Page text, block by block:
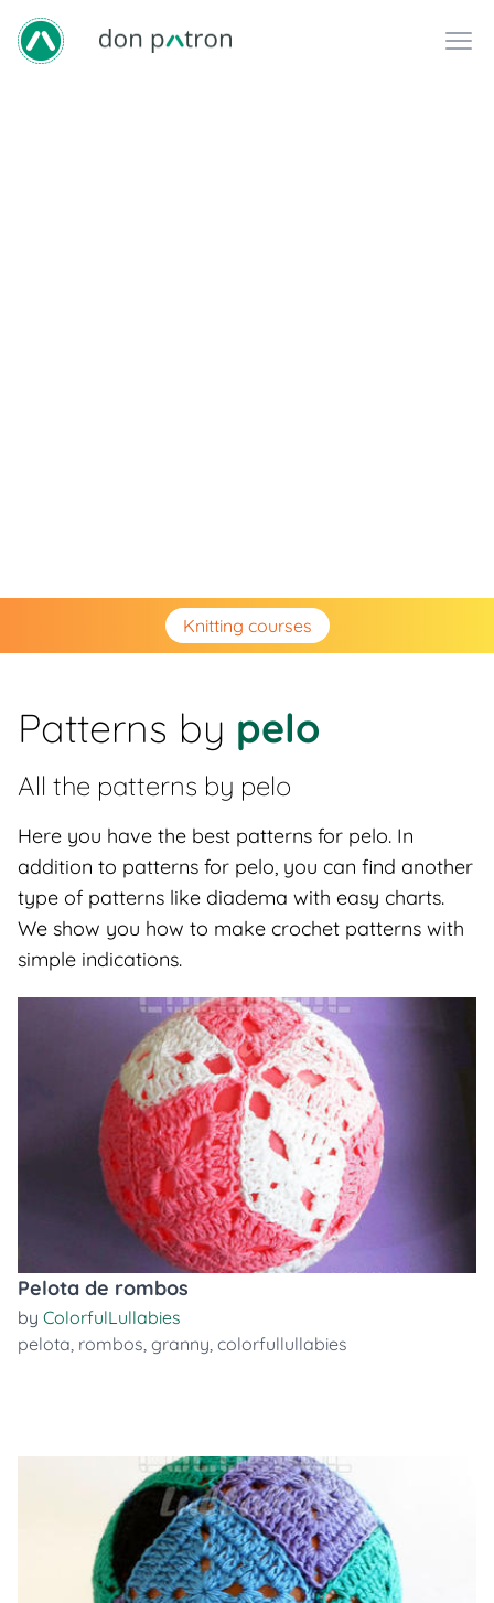
Knitting courses
Patterns by pelo
All the patterns by pelo
Here you have the best patterns for pelo. In
addition to patterns for pelo, you can find another
type of patterns like diadema with easy charts.
We show you how to make crochet patterns with
simple indications.
Pelota de rombos
by ColorfulLullabies
pelota, rombos, granny, colorfullullabies